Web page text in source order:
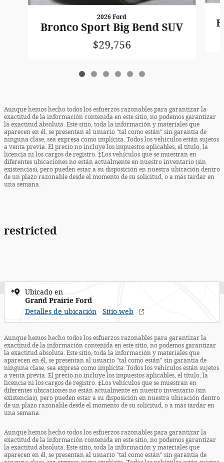
2026 Ford
Bronco Sport Big Bend SUV
$29,756
Aunque hemos hecho todos los esfuerzos razonables para garantizar la
exactitud de la información contenida en este sitio, no podemos garantizar
la exactitud absoluta. Este sitio, toda la información y materiales que
aparecen en él, se presentan al usuario "tal como están" sin garantía de
ninguna clase, sea expresa como implícita. Todos los vehículos están sujetos
a venta previa. El precio no incluye los impuestos aplicables, el título, la
licencia ni los cargos de registro. ‡Los vehículos que se muestran en
diferentes ubicaciones no están actualmente en nuestro inventario (sin
existencias), pero pueden estar a su disposición en nuestra ubicación dentro
de un plazo razonable desde el momento de su solicitud, o a más tardar en
una semana.
restricted
Ubicado en
Grand Prairie Ford
Detalles de ubicación
Sitio web
Aunque hemos hecho todos los esfuerzos razonables para garantizar la
exactitud de la información contenida en este sitio, no podemos garantizar
la exactitud absoluta. Este sitio, toda la información y materiales que
aparecen en él, se presentan al usuario "tal como están" sin garantía de
ninguna clase, sea expresa como implícita. Todos los vehículos están sujetos
a venta previa. El precio no incluye los impuestos aplicables, el título, la
licencia ni los cargos de registro. ‡Los vehículos que se muestran en
diferentes ubicaciones no están actualmente en nuestro inventario (sin
existencias), pero pueden estar a su disposición en nuestra ubicación dentro
de un plazo razonable desde el momento de su solicitud, o a más tardar en
una semana.
Aunque hemos hecho todos los esfuerzos razonables para garantizar la
exactitud de la información contenida en este sitio, no podemos garantizar
la exactitud absoluta. Este sitio, toda la información y materiales que
aparecen en él, se presentan al usuario "tal como están" sin garantía de